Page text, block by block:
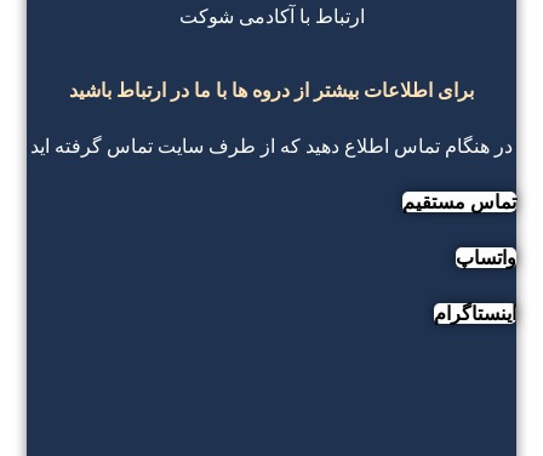
ارتباط با آکادمی شوکت
برای اطلاعات بیشتر از دروه ها با ما در ارتباط باشید
در هنگام تماس اطلاع دهید که از طرف سایت تماس گرفته اید
تماس مستقیم
واتساپ
اینستاگرام